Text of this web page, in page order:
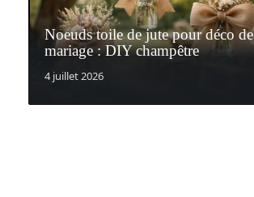
Noeuds toile de jute pour déco de
mariage : DIY champêtre
4 juillet 2026